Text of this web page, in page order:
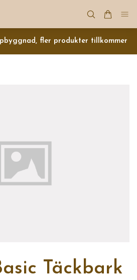
fler produkter tillkommer
Täckbark